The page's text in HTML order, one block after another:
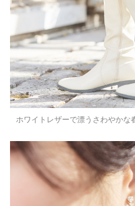
ホワイトレザーで漂うさわやか